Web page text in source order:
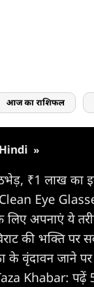
आज का राशिफल
»
₹1 लाख का
Eye
अपनाएं ये
की भक्ति पर
के वृंदावन जाने पर
Khabar: पढ़ें